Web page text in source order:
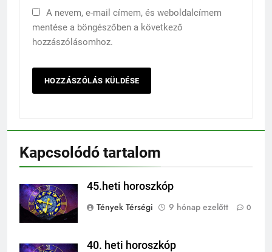
A nevem, e-mail címem, és weboldalcímem
mentése a böngészőben a következő
hozzászólásomhoz.
Kapcsolódó tartalom
45.heti horoszkóp
Tények Térségi
9 hónap ezelőtt 0
40. heti horoszkóp